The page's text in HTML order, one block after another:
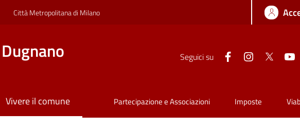
Città Metropolitana di Milano
Seguici su Facebook InstagramTwitter
Vivere il comune Partecipazione e Associazioni Imposte